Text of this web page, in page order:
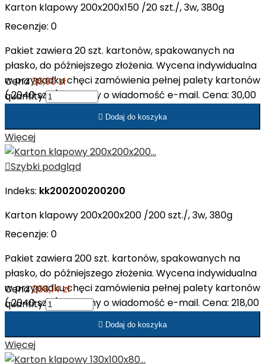
Karton klapowy 200x200x150 /20 szt./, 3w, 380g
Recenzje: 0
Pakiet zawiera 20 szt. kartonów, spakowanych na
płasko, do późniejszego złożenia. Wycena indywidualna
w przypadku chęci zamówienia pełnej palety kartonów
( 2040 szt. ). Prosimy o wiadomość e-mail. Cena: 30,00
Cena36,90 zł
quantity
 Dodaj do koszyka
Więcej
Szybki podgląd
Indeks: kk200200200200
Karton klapowy 200x200x200 /200 szt./, 3w, 380g
Recenzje: 0
Pakiet zawiera 200 szt. kartonów, spakowanych na
płasko, do późniejszego złożenia. Wycena indywidualna
w przypadku chęci zamówienia pełnej palety kartonów
( 2040 szt. ). Prosimy o wiadomość e-mail. Cena: 218,00
Cena268,14 zł
quantity
 Dodaj do koszyka
Więcej